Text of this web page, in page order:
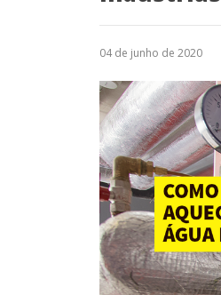
04 de junho de 2020